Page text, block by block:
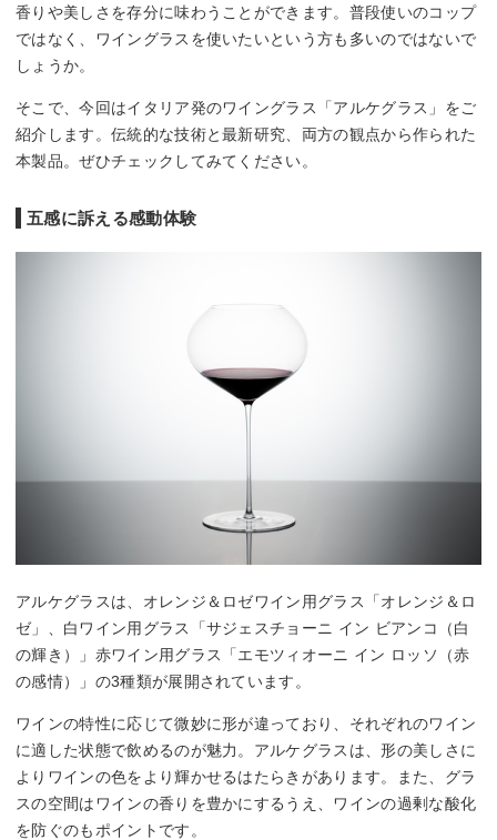
香りや美しさを存分に味わうことができます。普段使いのコップ
ではなく、ワイングラスを使いたいという方も多いのではないで
しょうか。
そこで、今回はイタリア発のワイングラス「アルケグラス」をご
紹介します。伝統的な技術と最新研究、両方の観点から作られた
本製品。ぜひチェックしてみてください。
五感に訴える感動体験
アルケグラスは、オレンジ＆ロゼワイン用グラス「オレンジ＆ロ
ゼ」、白ワイン用グラス「サジェスチョーニ イン ビアンコ（白
の輝き）」赤ワイン用グラス「エモツィオーニ イン ロッソ（赤
の感情）」の3種類が展開されています。
ワインの特性に応じて微妙に形が違っており、それぞれのワイン
に適した状態で飲めるのが魅力。アルケグラスは、形の美しさに
よりワインの色をより輝かせるはたらきがあります。また、グラ
スの空間はワインの香りを豊かにするうえ、ワインの過剰な酸化
を防ぐのもポイントです。